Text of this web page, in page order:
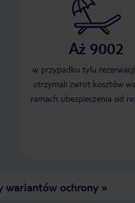
Aż 9002
w przypadku tylu
otrzymali zwrot kosztów
ramach ubezpieczenia od
wariantów ochrony»